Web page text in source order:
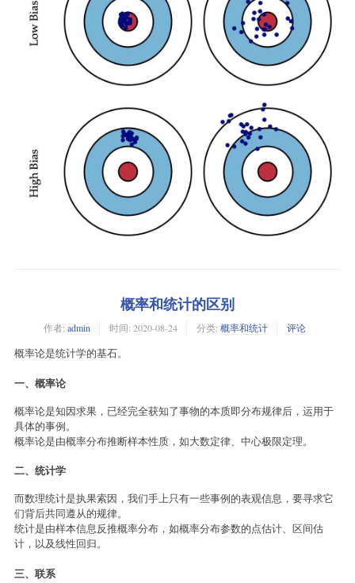
概率和统计的区别
作者: admin 时间: 2020-08-24 分类: 概率和统计 评论
概率论是统计学的基石。
一、概率论
概率论是知因求果，已经完全获知了事物的本质即分布规律后，运用于
具体的事例。
概率论是由概率分布推断样本性质，如大数定律、中心极限定理。
二、统计学
而数理统计是执果索因，我们手上只有一些事例的表观信息，要寻求它
们背后共同遵从的规律。
统计是由样本信息反推概率分布，如概率分布参数的点估计、区间估
计，以及线性回归。
三、联系